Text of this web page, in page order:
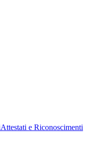
Attestati e Riconoscimenti